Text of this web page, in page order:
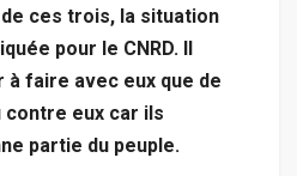
de ces trois, la situation
pour le CNRD. Il
faire avec eux que de
eux car ils
partie du peuple.